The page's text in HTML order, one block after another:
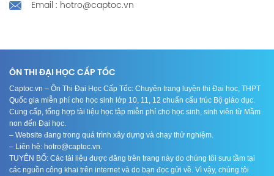
Email : hotro@captoc.vn
ÔN THI ĐẠI HỌC CẤP TỐC
Captoc.vn – Ôn Thi Đại Học Cấp Tốc: Chuyên trang luyện thi Đại học, THPT
Quốc gia miễn phí cho học sinh lớp 10, 11, 12 chuẩn cấu trúc Bộ giáo dục.
Cung cấp, tổng hợp tài liệu học tập miễn phí cho học sinh, sinh viên từ Mầm
non đến Đại học.
– Website đang trong quá trình xây dựng và chạy thử nghiệm.
– Liên hệ: hotro@captoc.vn.
TUYÊN BỐ: Các tài liệu được đăng trên trang này do chúng tôi sưu tầm tại
các nguồn công khai trên internet và do bạn đọc gửi về. Vì vậy, chúng tôi